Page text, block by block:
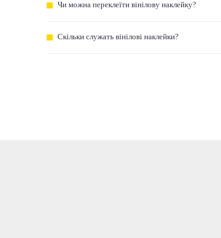
Чи можна переклеїти вінілову наклейку?
Скільки служать вінілові наклейки?